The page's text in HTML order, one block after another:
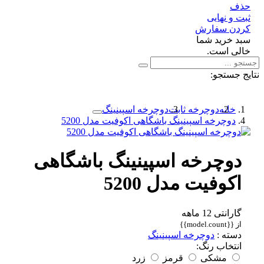
و نهایی
سفارش
خرید شما
است.
جستجو:
خانهدوچرخه ثابتدوچرخه اسپینینگ
دوچرخه اسپینینگ باشگاهی اکوفیت مدل 5200
دوچرخه اسپینینگ باشگاهی
اکوفیت مدل 5200
گارانتی 12 ماهه
دسته :دوچرخه اسپینینگ
انتخاب رنگ:
مشکی
قرمز
زرد